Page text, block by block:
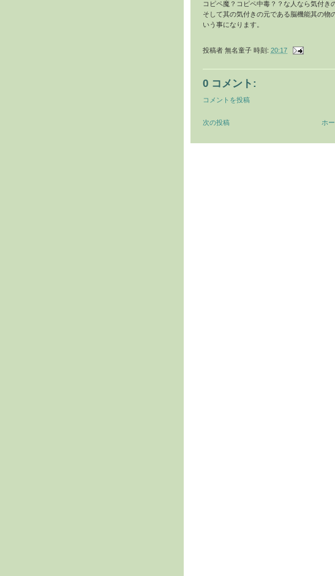
コピペ魔？コピペ中毒？？な人なら気付き
そして其の気付きの元である脳機能其の物
いう事になります。
投稿者 無名童子 時刻: 20:17
0 コメント:
コメントを投稿
次の投稿 ホ